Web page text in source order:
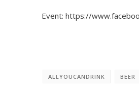
Event: https://
ALLYOUCANDRINK BEER